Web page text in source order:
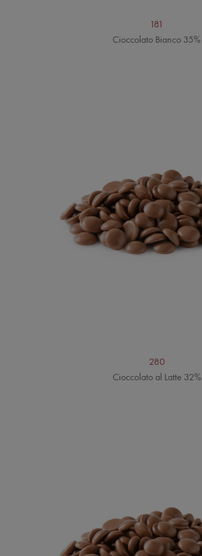
181
Cioccolato Bianco 35%
280
Cioccolato al Latte 32%